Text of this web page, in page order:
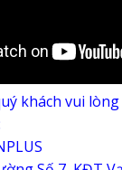
khách vui